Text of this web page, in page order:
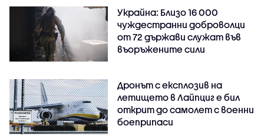
Украйна: Близо 16 000
чуждестранни доброволци
от 72 държави служат във
въоръжените сили
Дронът с експлозив на
летището в Лайпциг е бил
открит до самолет с военни
боеприпаси